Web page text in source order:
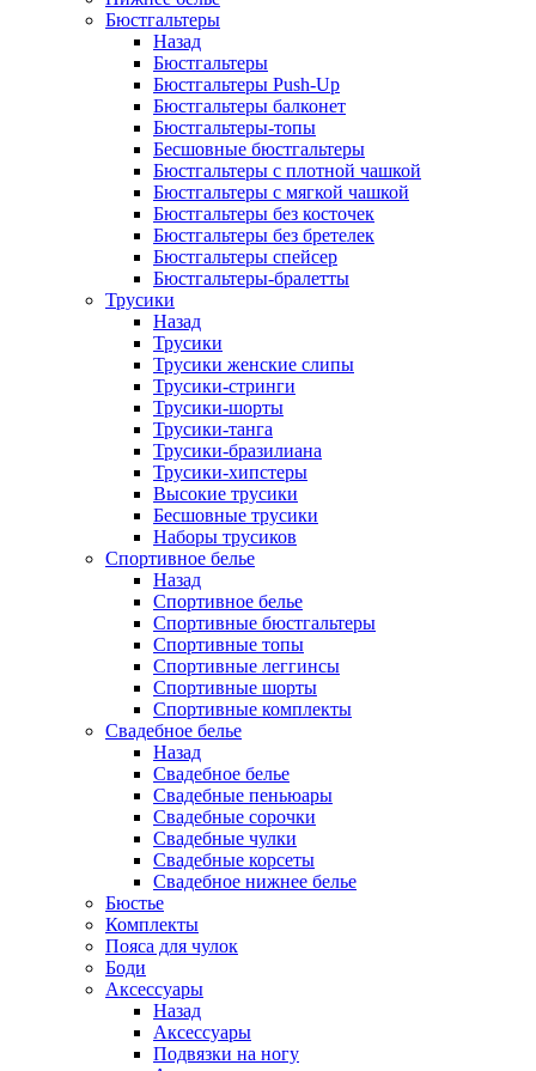
Бюстгальтеры
Назад
Бюстгальтеры
Бюстгальтеры Push-Up
Бюстгальтеры балконет
Бюстгальтеры-топы
Бесшовные бюстгальтеры
Бюстгальтеры с плотной чашкой
Бюстгальтеры с мягкой чашкой
Бюстгальтеры без косточек
Бюстгальтеры без бретелек
Бюстгальтеры спейсер
Бюстгальтеры-бралетты
Трусики
Назад
Трусики
Трусики женские слипы
Трусики-стринги
Трусики-шорты
Трусики-танга
Трусики-бразилиана
Трусики-хипстеры
Высокие трусики
Бесшовные трусики
Наборы трусиков
Спортивное белье
Назад
Спортивное белье
Спортивные бюстгальтеры
Спортивные топы
Спортивные леггинсы
Спортивные шорты
Спортивные комплекты
Свадебное белье
Назад
Свадебное белье
Свадебные пеньюары
Свадебные сорочки
Свадебные чулки
Свадебные корсеты
Свадебное нижнее белье
Бюстье
Комплекты
Пояса для чулок
Боди
Аксессуары
Назад
Аксессуары
Подвязки на ногу